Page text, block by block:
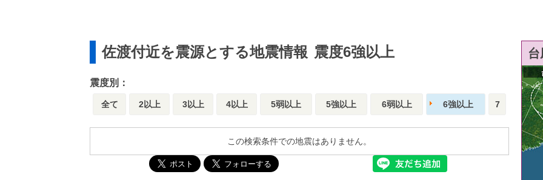
佐渡付近を震源とする地震情報 震度6強以上
震度別：
全て 2以上 3以上 4以上 5弱以上 5強以上 6弱以上 6強以上 7
この検索条件での地震はありません。